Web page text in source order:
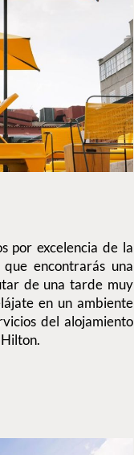
por excelencia de la
encontrarás una
de una tarde muy
en un ambiente
del alojamiento